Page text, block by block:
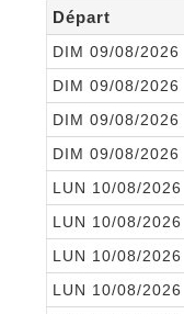
Départ
DIM 09/08/2026
DIM 09/08/2026
DIM 09/08/2026
DIM 09/08/2026
LUN 10/08/2026
LUN 10/08/2026
LUN 10/08/2026
LUN 10/08/2026